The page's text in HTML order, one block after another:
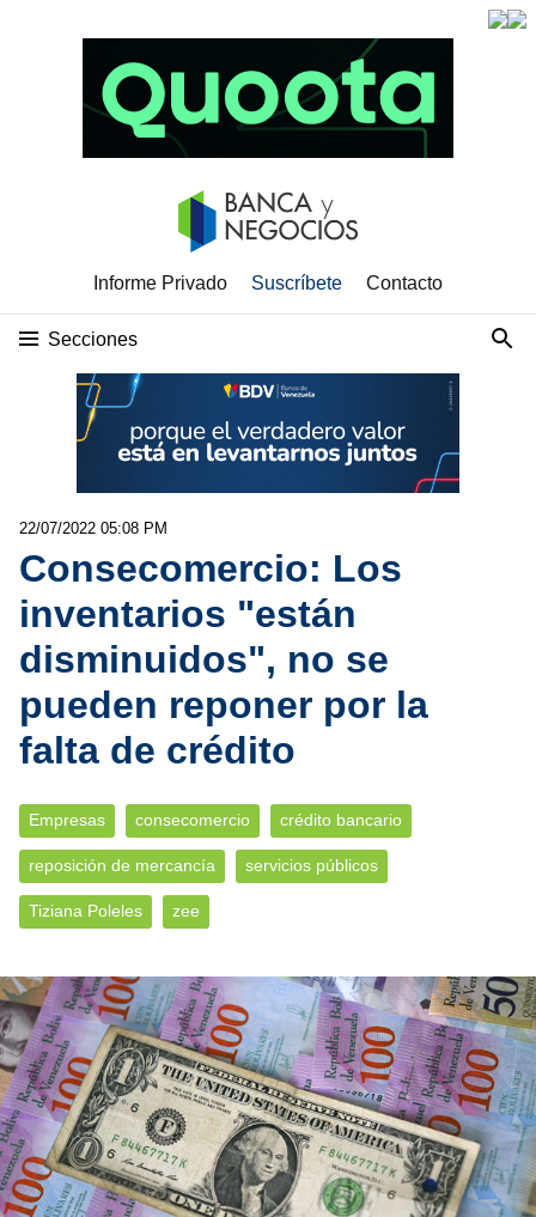
Informe Privado Suscríbete Contacto
Secciones
22/07/2022 05:08 PM
Consecomercio: Los
inventarios "están
disminuidos", no se
pueden reponer por la
falta de crédito
Empresas consecomercio crédito bancario
reposición de mercancía servicios públicos
Tiziana Poleles zee